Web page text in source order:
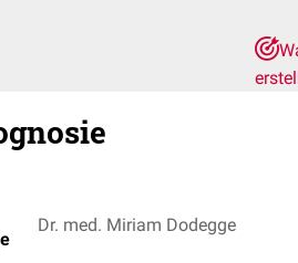
Dr. med. Miriam Dodegge